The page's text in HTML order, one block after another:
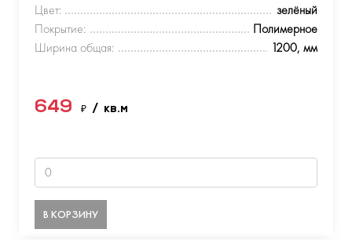
Цвет:
зелёный
Покрытие:
Полимерное
Ширина общая:
1200, мм
649 ₽ / кв.м
В КОРЗИНУ